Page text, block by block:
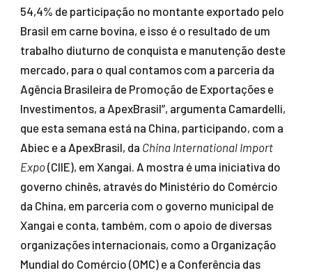
54,4% de participação no montante exportado pelo
Brasil em carne bovina, e isso é o resultado de um
trabalho diuturno de conquista e manutenção deste
mercado, para o qual contamos com a parceria da
Agência Brasileira de Promoção de Exportações e
Investimentos, a ApexBrasil”, argumenta Camardelli,
que esta semana está na China, participando, com a
Abiec e a ApexBrasil, da China International Import
Expo(CIIE), em Xangai. A mostra é uma iniciativa do
governo chinês, através do Ministério do Comércio
da China, em parceria com o governo municipal de
Xangai e conta, também, com o apoio de diversas
organizações internacionais, como a Organização
Mundial do Comércio (OMC) e a Conferência das